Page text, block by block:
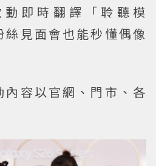
即時翻譯「聆聽模
見面會也能秒懂偶像
容以官網、門市、各